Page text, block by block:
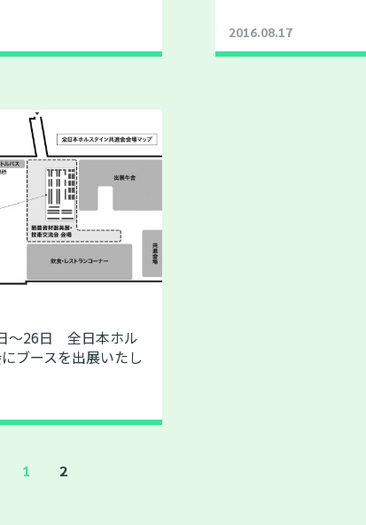
2016.08.17
～26日 全日本ホル
ブースを出展いたし
1 2